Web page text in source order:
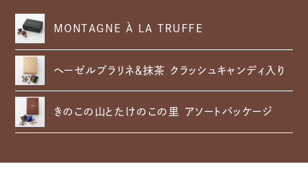
MONTAGNE À LA TRUFFE
ヘーゼルプラリネ＆抹茶 クラッシュキャンディ入り
きのこの山とたけのこの里 アソートパッケージ